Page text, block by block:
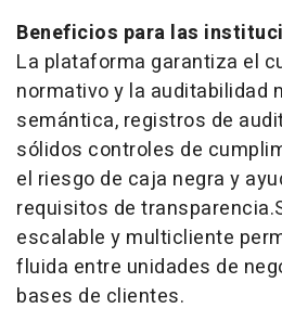
Beneficios para las
La plataforma garantiza el
normativo y la auditabilidad
semántica, registros de
sólidos controles de
el riesgo de caja negra y
requisitos de
escalable y multicliente
fluida entre unidades de
bases de clientes.